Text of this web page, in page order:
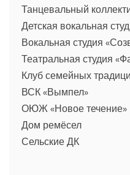
Танцевальный
Детская вокальная
Вокальная студия
Театральная студия
Клуб семейных
ВСК «Вымпел»
ОЮЖ «Новое течение»
Дом ремёсел
Сельские ДК